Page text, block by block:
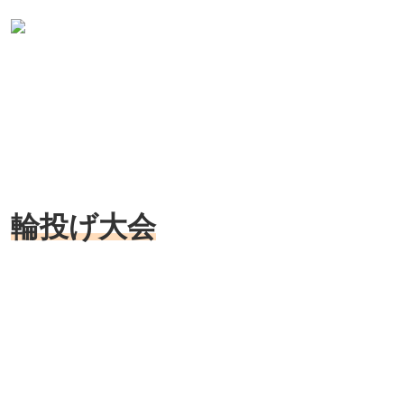
輪投げ大会